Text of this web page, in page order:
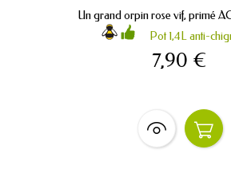
Un grand orpin rose vif, primé
Pot 1,4L anti-
7,90 €